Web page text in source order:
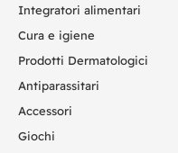
Integratori alimentari
Cura e igiene
Prodotti Dermatologici
Antiparassitari
Accessori
Giochi